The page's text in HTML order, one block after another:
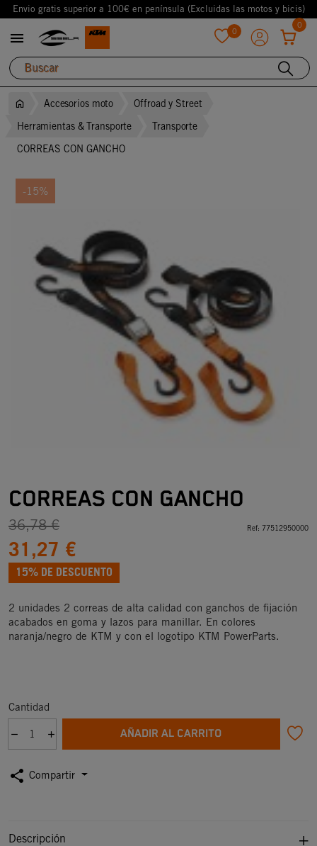
Envio gratis superior a 100€ en península (Excluidas las motos y bicis)
 0
0
Accesorios moto
Offroad y Street
Herramientas & Transporte
Transporte
CORREAS CON GANCHO
-15%
CORREAS CON GANCHO
36,78 €
31,27 €
15% DE DESCUENTO
Ref: 77512950000
2 unidades 2 correas de alta calidad con ganchos de fijación
acabados en goma y lazos para manillar. En colores
naranja/negro de KTM y con el logotipo KTM PowerParts.
Cantidad
AÑADIR AL CARRITO
share Compartir
Descripción